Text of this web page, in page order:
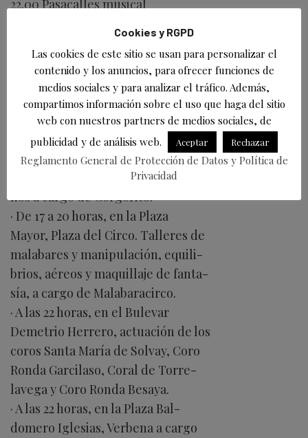
22.00 Pasacalles musical
23.00 El mercado cierra sus
Fiestas de la Virgen Grande
· A las 12 horas, en la Plaza de La
Llama, títeres para los más peque-
ños a cargo de Gorgorito.
· De 17 a 20 horas, en la Plaza
Mayor, Plaza del Circo. Talleres de
malabares y manipulación, equili-
brios, aéreos y maquillaje de fanta-
sía, a cargo de Malabaracirco.
· A las 22 horas, en el Bulevar
Demetrio Herrero, actuación de los
coros Santa María de Solvay, Coro
Ronda Garcilaso, Coral de Torre-
lavega y Coro Ronda Besaya.
· A las 22 horas, en la Plaza Bal-
domero Iglesias, Verbena a cargo
Cookies y RGPD
Las cookies de este sitio se usan para personalizar el
contenido y los anuncios, para ofrecer funciones de
medios sociales y para analizar el tráfico. Además,
compartimos información sobre el uso que haga del sitio
web con nuestros partners de medios sociales, de
publicidad y de análisis web.
Aceptar Rechazar
Reglamento General de Protección de Datos y Política de
Privacidad